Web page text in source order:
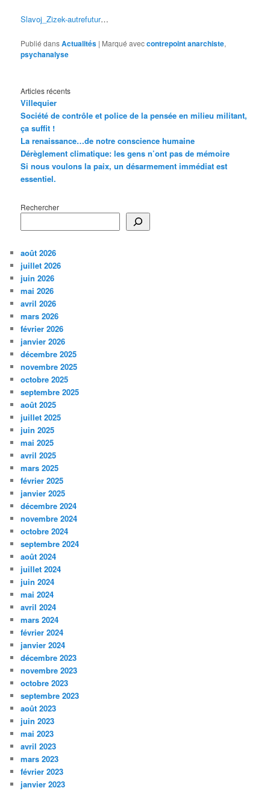
Slavoj_Zizek-autrefutur…
Publié dansActualités | Marqué aveccontrepoint anarchiste,
psychanalyse
Articles récents
Villequier
Société de contrôle et police de la pensée en milieu militant,
ça suffit !
La renaissance…de notre conscience humaine
Dérèglement climatique: les gens n’ont pas de mémoire
Si nous voulons la paix, un désarmement immédiat est
essentiel.
Rechercher
août 2026
juillet 2026
juin 2026
mai 2026
avril 2026
mars 2026
février 2026
janvier 2026
décembre 2025
novembre 2025
octobre 2025
septembre 2025
août 2025
juillet 2025
juin 2025
mai 2025
avril 2025
mars 2025
février 2025
janvier 2025
décembre 2024
novembre 2024
octobre 2024
septembre 2024
août 2024
juillet 2024
juin 2024
mai 2024
avril 2024
mars 2024
février 2024
janvier 2024
décembre 2023
novembre 2023
octobre 2023
septembre 2023
août 2023
juin 2023
mai 2023
avril 2023
mars 2023
février 2023
janvier 2023